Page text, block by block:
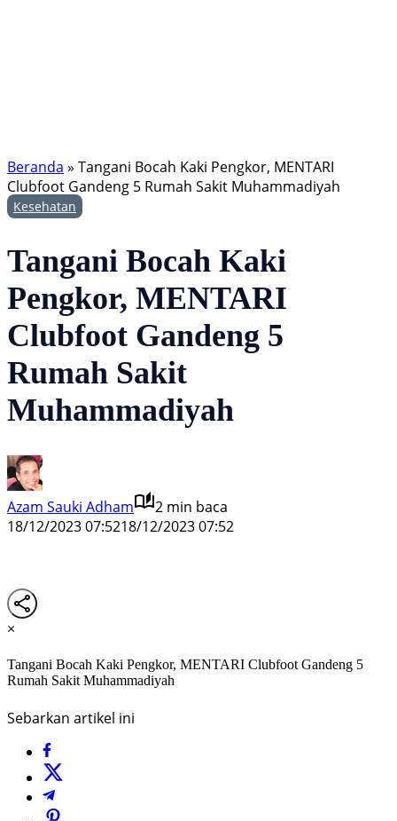
Beranda » Tangani Bocah Kaki Pengkor, MENTARI
Clubfoot Gandeng 5 Rumah Sakit Muhammadiyah
Kesehatan
Tangani Bocah Kaki
Pengkor, MENTARI
Clubfoot Gandeng 5
Rumah Sakit
Muhammadiyah
Azam Sauki Adham
2 min baca
18/12/2023 07:5218/12/2023 07:52
×
Tangani Bocah Kaki Pengkor, MENTARI Clubfoot Gandeng 5
Rumah Sakit Muhammadiyah
Sebarkan artikel ini